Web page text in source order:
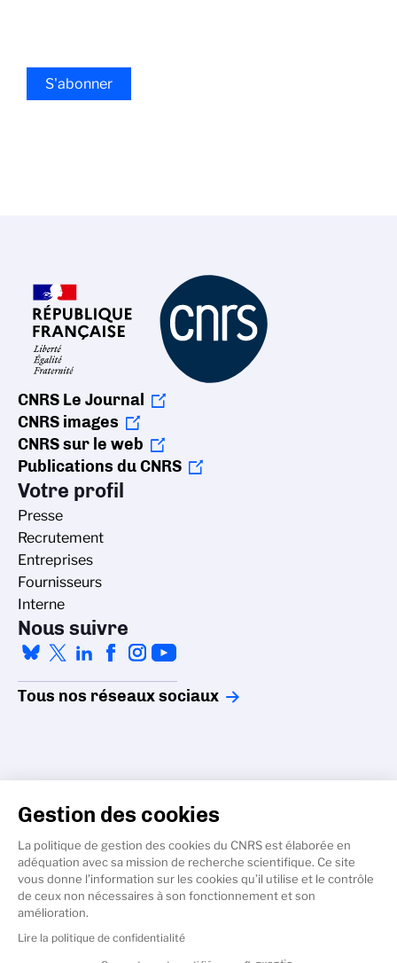
CNRS Le Journal
CNRS images
CNRS sur le web
Publications du CNRS
Votre profil
Presse
Recrutement
Entreprises
Fournisseurs
Interne
Nous suivre
Tous nos réseaux sociaux
Crédits
Gestion des cookies
Données personnelles
Mentions légales
Gestion des cookies
La politique de gestion des cookies du CNRS est élaborée en
adéquation avec sa mission de recherche scientifique. Ce site
vous donne l’information sur les cookies qu’il utilise et le contrôle
de ceux non nécessaires à son fonctionnement et son
amélioration.
Lire la politique de confidentialité